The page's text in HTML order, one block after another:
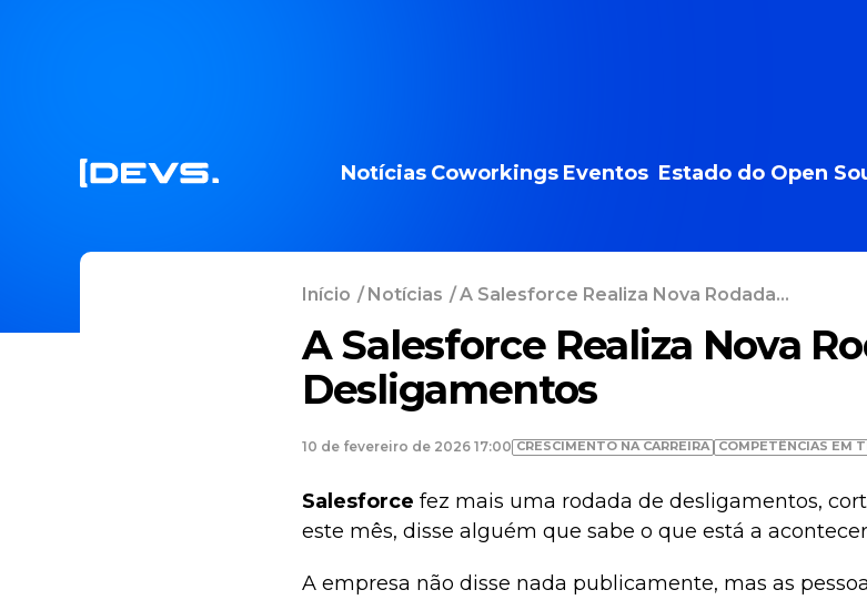
Notícias Coworkings Eventos Estado do Open
Início /Notícias /A Salesforce Realiza Nova Rodada...
A Salesforce Realiza Nova
Desligamentos
10 de fevereiro de 2026 17:00 CRESCIMENTO NA CARREIRA COMPETÊNCIAS EM
Salesforce fez mais uma rodada de desligamentos,
este mês, disse alguém que sabe o que está a
A empresa não disse nada publicamente, mas as